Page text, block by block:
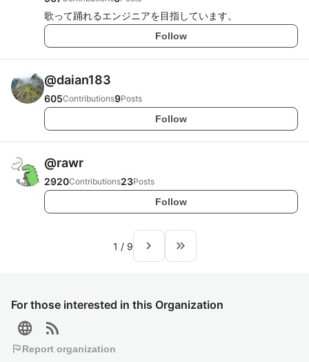
For those interested in this Organization
language rss_feed
flagReport organization
歌って踊れるエンジニアを目指しています。
Follow
@daian183
605Contributions9Posts
Follow
@rawr
2920Contributions23Posts
Follow
1 / 9 navigate_next keyboard_double_arrow_right